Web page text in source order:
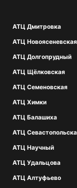
АТЦ Дмитровка
АТЦ Новоясеневская
АТЦ Долгопрудный
АТЦ Щёлковская
АТЦ Семеновская
АТЦ Химки
АТЦ Балашиха
АТЦ
АТЦ Научный
АТЦ Удальцова
АТЦ Алтуфьево